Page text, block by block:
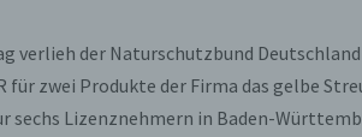
verlieh der Naturschutzbund
für zwei Produkte der Firma das gelbe
sechs Lizenznehmern in Baden-